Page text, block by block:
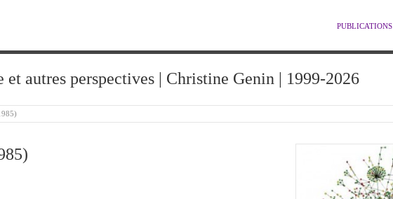
PUBLICATIONS
et autres perspectives | Christine Genin | 1999-2026